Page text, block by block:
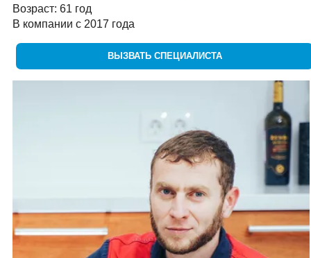
Возраст: 61 год
В компании с 2017 года
ВЫЗВАТЬ СПЕЦИАЛИСТА